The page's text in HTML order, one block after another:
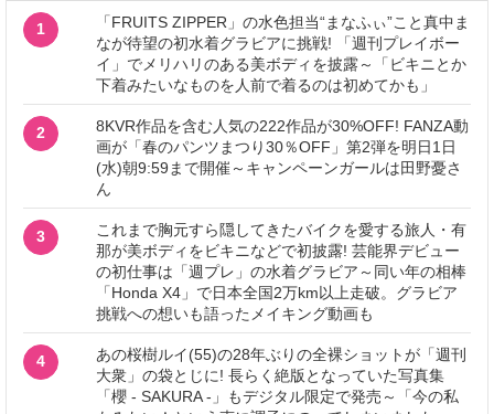
1
「FRUITS ZIPPER」の水色担当“まなふぃ”こと真中ま
なが待望の初水着グラビアに挑戦! 「週刊プレイボー
イ」でメリハリのある美ボディを披露～「ビキニとか
下着みたいなものを人前で着るのは初めてかも」
2
8KVR作品を含む人気の222作品が30%OFF! FANZA動
画が「春のパンツまつり30％OFF」第2弾を明日1日
(水)朝9:59まで開催～キャンペーンガールは田野憂さ
ん
3
これまで胸元すら隠してきたバイクを愛する旅人・有
那が美ボディをビキニなどで初披露! 芸能界デビュー
の初仕事は「週プレ」の水着グラビア～同い年の相棒
「Honda X4」で日本全国2万km以上走破。グラビア
挑戦への想いも語ったメイキング動画も
4
あの桜樹ルイ(55)の28年ぶりの全裸ショットが「週刊
大衆」の袋とじに! 長らく絶版となっていた写真集
「櫻 - SAKURA -」もデジタル限定で発売～「今の私